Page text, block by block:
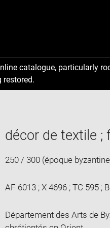
catalogue, particularly
restored.
décor de textile ;
250 / 300 (époque
AF 6013 ; X 4696 ; TC 595 ;
Département des Arts de